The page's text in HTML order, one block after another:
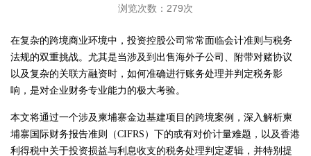
浏览次数：279次
在复杂的跨境商业环境中，投资控股公司常常面临会计准则与税务
法规的双重挑战。尤其是当涉及到出售海外子公司、附带对赌协议
以及复杂的关联方融资时，如何准确进行账务处理并判定税务影
响，是对企业财务专业能力的极大考验。
本文将通过一个涉及柬埔寨金边基建项目的跨境案例，深入解析柬
埔寨国际财务报告准则（CIFRS）下的或有对价计量难题，以及香港
利得税中关于投资损益与利息收支的税务处理判定逻辑，并特别提